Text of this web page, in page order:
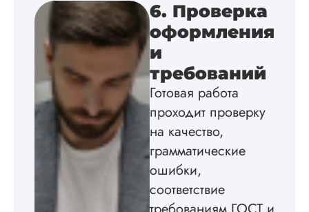
методичкой. Автор
создал структуру
теме
оформил, правда,
некоторые
изображения
пришлось
бесплатного
редактирования
Читать полный
6. Проверка
оформления
и
требований
Готовая работа
проходит проверку
на качество,
грамматические
ошибки,
соответствие